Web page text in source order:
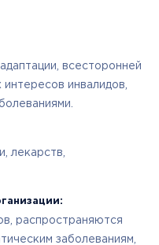
всесторонней
инвалидов,
лекарств,
распространяются
заболеваниям,